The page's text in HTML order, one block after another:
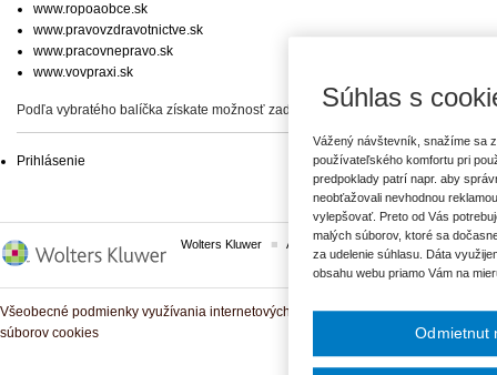
www.ropoaobce.sk
www.pravovzdravotnictve.sk
www.pracovnepravo.sk
www.vovpraxi.sk
Podľa vybratého balíčka získate možnosť zadať svoje otázky, prípadne prístup
Prihlásenie
Wolters Kluwer ASPI Komplexné právne predpisy
Všeobecné podmienky využívania internetových služieb a komunitných portálov
súborov cookies
Súhlas s
Vážený návštevník, snažíme sa
používateľského komfortu pri
predpoklady patrí napr. aby
neobťažovali nevhodnou
vylepšovať. Preto od Vás
malých súborov, ktoré sa
za udelenie súhlasu. Dáta
obsahu webu priamo Vám na
Odmietnut